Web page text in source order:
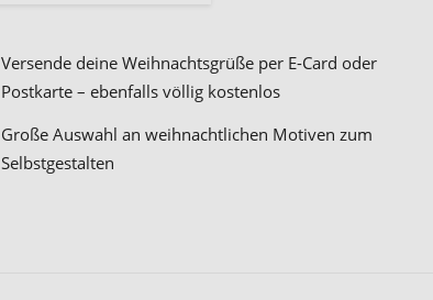
Versende deine Weihnachtsgrüße per E-Card oder
Postkarte – ebenfalls völlig kostenlos
Große Auswahl an weihnachtlichen Motiven zum
Selbstgestalten